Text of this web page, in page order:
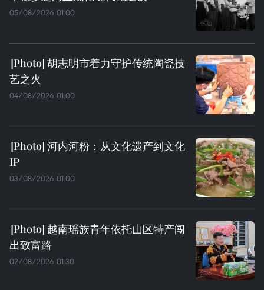
05/08/2026 01:00
胡志明市着力守护传统陶瓷技
艺之火
04/08/2026 01:00
河内河粉：从文化遗产到文化
IP
03/08/2026 01:00
越南瑶族青年依托山区特产闯
出致富路
02/08/2026 01:30